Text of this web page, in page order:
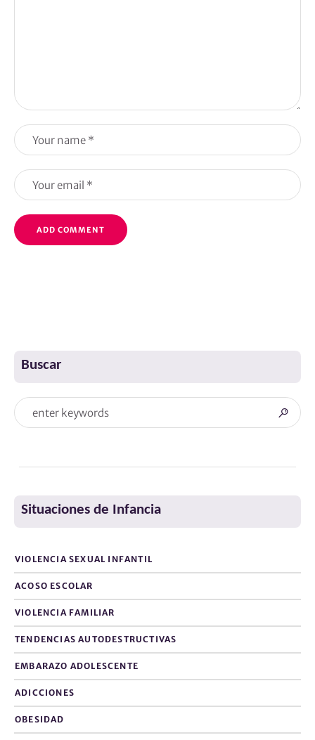
Buscar
Situaciones de Infancia
VIOLENCIA SEXUAL INFANTIL
ACOSO ESCOLAR
VIOLENCIA FAMILIAR
TENDENCIAS AUTODESTRUCTIVAS
EMBARAZO ADOLESCENTE
ADICCIONES
OBESIDAD